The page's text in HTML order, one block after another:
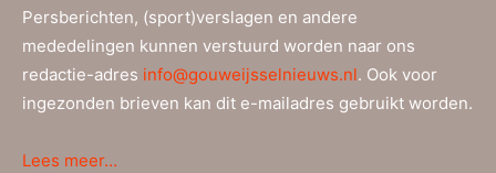
Persberichten, (sport)verslagen en andere
mededelingen kunnen verstuurd worden naar ons
redactie-adres info@gouweijsselnieuws.nl. Ook voor
ingezonden brieven kan dit e-mailadres gebruikt worden.
Lees meer…